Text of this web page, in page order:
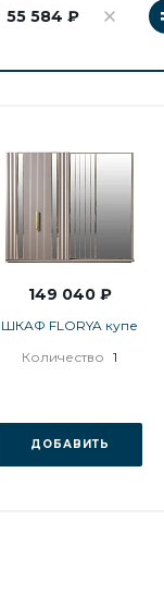
55 584 ₽
149 040 ₽
ШКАФ FLORYA купе
Количество 1
ДОБАВИТЬ